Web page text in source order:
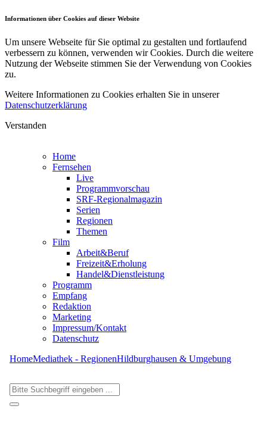
Informationen über Cookies auf dieser Website
Um unsere Webseite für Sie optimal zu gestalten und fortlaufend
verbessern zu können, verwenden wir Cookies. Durch die weitere
Nutzung der Webseite stimmen Sie der Verwendung von Cookies
zu.
Weitere Informationen zu Cookies erhalten Sie in unserer
Datenschutzerklärung
Verstanden
Home
Fernsehen
Live
Programmvorschau
SRF-Regionalmagazin
Serien
Regionen
Themen
Film
Arbeit&Beruf
Freizeit&Erholung
Handel&Dienstleistung
Programm
Empfang
Redaktion
Marketing
Impressum/Kontakt
Datenschutz
HomeMediathek - RegionenHildburghausen & Umgebung